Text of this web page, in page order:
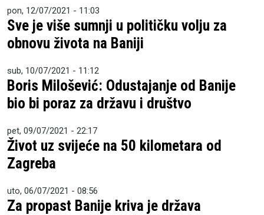
pon, 12/07/2021 - 11:03
Sve je više sumnji u političku volju za
obnovu života na Baniji
sub, 10/07/2021 - 11:12
Boris Milošević: Odustajanje od Banije
bio bi poraz za državu i društvo
pet, 09/07/2021 - 22:17
Život uz svijeće na 50 kilometara od
Zagreba
uto, 06/07/2021 - 08:56
Za propast Banije kriva je država